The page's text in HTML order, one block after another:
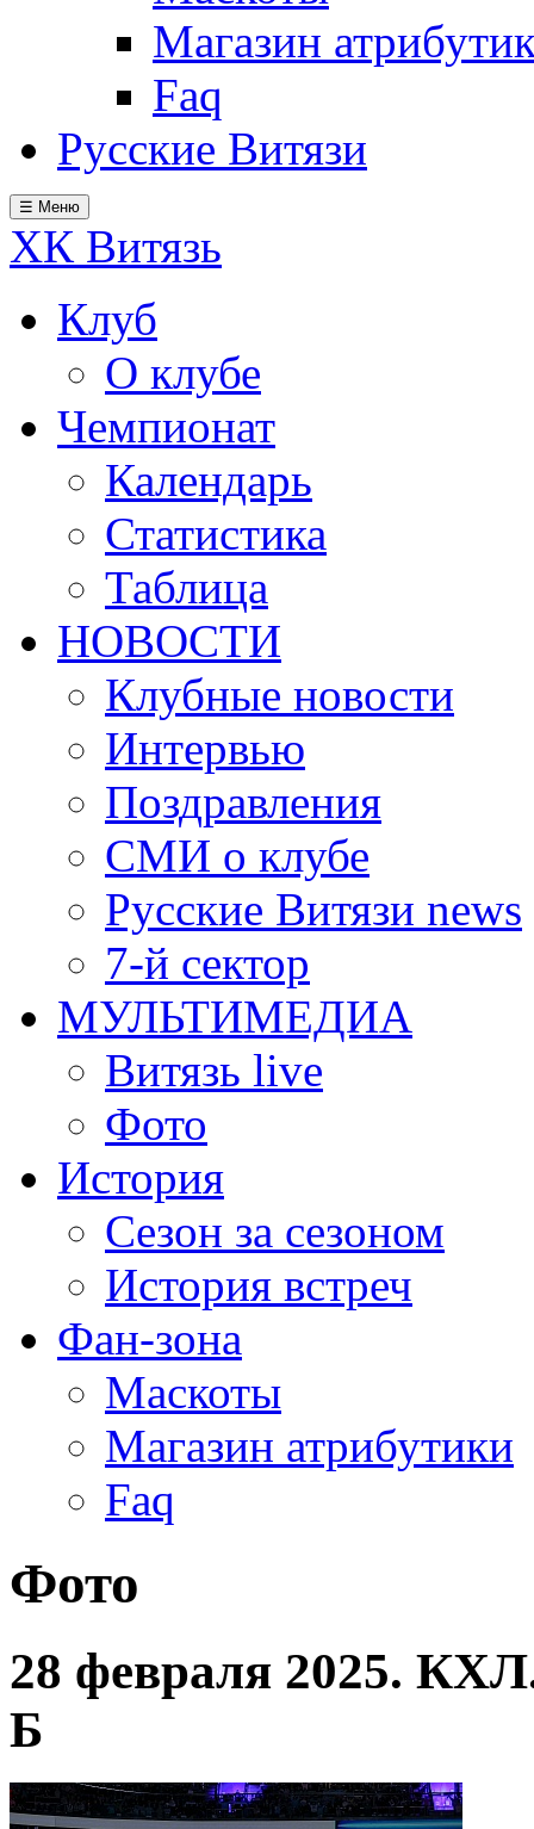
Магазин
Faq
Русские Витязи
☰ Меню
ХК Витязь
Клуб
О клубе
Чемпионат
Календарь
Статистика
Таблица
НОВОСТИ
Клубные новости
Интервью
Поздравления
СМИ о клубе
Русские Витязи news
7-й сектор
МУЛЬТИМЕДИА
Витязь live
Фото
История
Сезон за сезоном
История встреч
Фан-зона
Маскоты
Магазин атрибутики
Faq
Фото
28 февраля 2025.
Б